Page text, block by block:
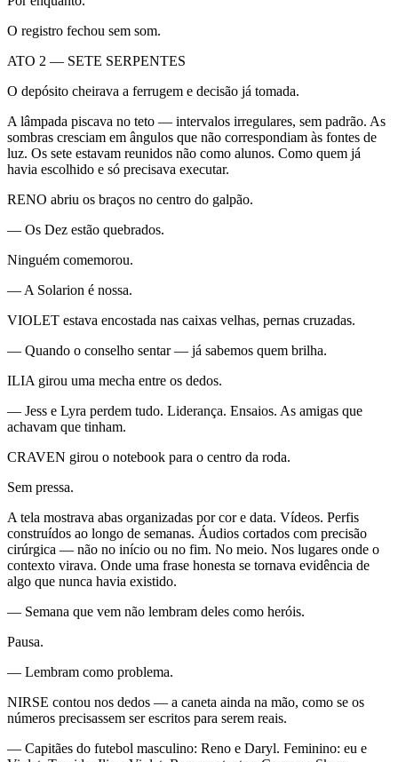
O registro fechou sem som.
ATO 2 — SETE SERPENTES
O depósito cheirava a ferrugem e decisão já tomada.
A lâmpada piscava no teto — intervalos irregulares, sem padrão. As
sombras cresciam em ângulos que não correspondiam às fontes de
luz. Os sete estavam reunidos não como alunos. Como quem já
havia escolhido e só precisava executar.
RENO abriu os braços no centro do galpão.
— Os Dez estão quebrados.
Ninguém comemorou.
— A Solarion é nossa.
VIOLET estava encostada nas caixas velhas, pernas cruzadas.
— Quando o conselho sentar — já sabemos quem brilha.
ILIA girou uma mecha entre os dedos.
— Jess e Lyra perdem tudo. Liderança. Ensaios. As amigas que
achavam que tinham.
CRAVEN girou o notebook para o centro da roda.
Sem pressa.
A tela mostrava abas organizadas por cor e data. Vídeos. Perfis
construídos ao longo de semanas. Áudios cortados com precisão
cirúrgica — não no início ou no fim. No meio. Nos lugares onde o
contexto virava. Onde uma frase honesta se tornava evidência de
algo que nunca havia existido.
— Semana que vem não lembram deles como heróis.
Pausa.
— Lembram como problema.
NIRSE contou nos dedos — a caneta ainda na mão, como se os
números precisassem ser escritos para serem reais.
— Capitães do futebol masculino: Reno e Daryl. Feminino: eu e